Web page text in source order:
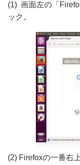
(1) 画面左の「
ック。
(2) Firefoxの一番右